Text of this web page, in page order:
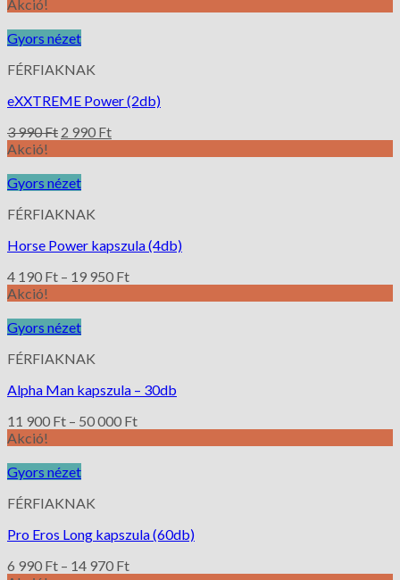
Akció!
Gyors nézet
FÉRFIAKNAK
eXXTREME Power (2db)
3 990Ft 2 990 Ft
Akció!
Gyors nézet
FÉRFIAKNAK
Horse Power kapszula (4db)
4 190 Ft – 19 950 Ft
Akció!
Gyors nézet
FÉRFIAKNAK
Alpha Man kapszula – 30db
11 900 Ft – 50 000 Ft
Akció!
Gyors nézet
FÉRFIAKNAK
Pro Eros Long kapszula (60db)
6 990 Ft – 14 970 Ft